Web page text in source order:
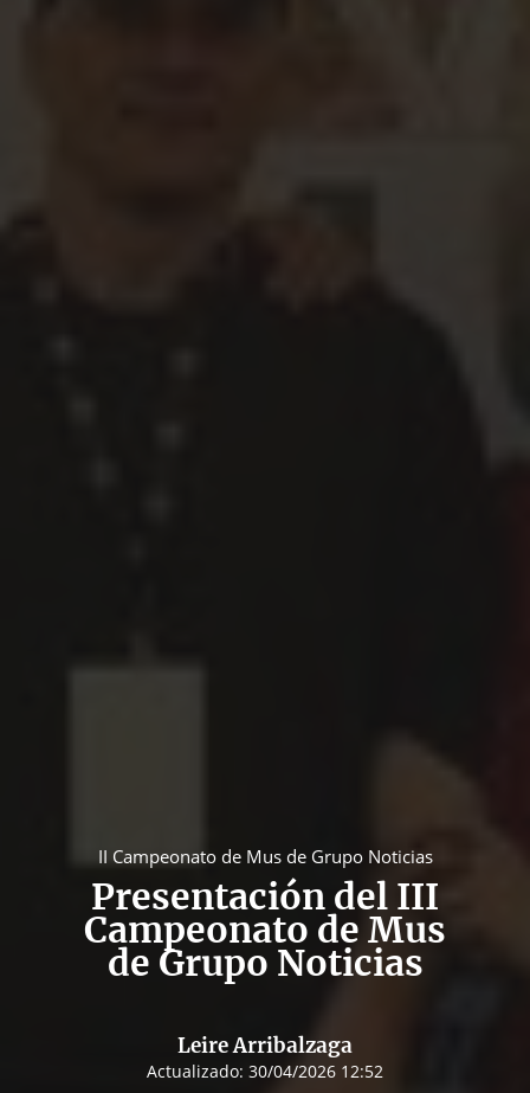
II Campeonato de Mus de Grupo Noticias
Presentación del III
Campeonato de Mus
de Grupo Noticias
Leire Arribalzaga
Actualizado: 30/04/2026 12:52